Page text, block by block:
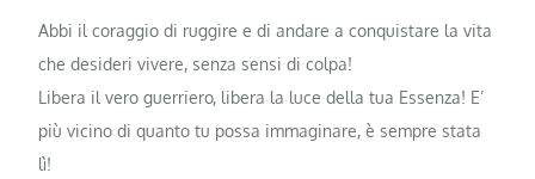
Abbi il coraggio di ruggire e di andare a conquistare la vita
che desideri vivere, senza sensi di colpa!
Libera il vero guerriero, libera la luce della tua Essenza! E’
più vicino di quanto tu possa immaginare, è sempre stata
lì!